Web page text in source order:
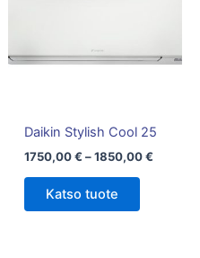
Daikin Stylish Cool 25
1750,00€ – 1850,00€
Katso tuote
Voit
sivulla.